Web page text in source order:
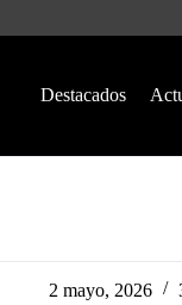
Destacados
2 mayo, 2026